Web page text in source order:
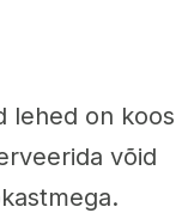
lehed on koos
võid